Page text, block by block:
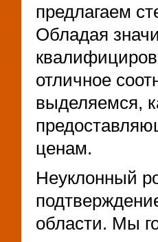
предлагаем
Обладая
отличное
выделяемся,
ценам.
Неуклонный
области. Мы